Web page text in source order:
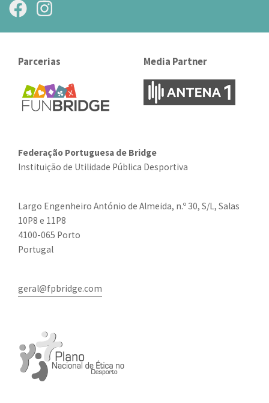
Parcerias Media Partner
Federação Portuguesa de Bridge
Instituição de Utilidade Pública Desportiva
Largo Engenheiro António de Almeida, n.º 30, S/L, Salas
10P8 e 11P8
4100-065 Porto
Portugal
geral@fpbridge.com